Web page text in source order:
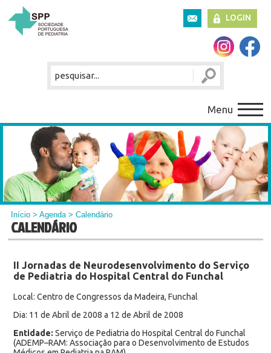
LOGIN
Menu
Início >Agenda> Calendário
CALENDÁRIO
II Jornadas de Neurodesenvolvimento do Serviço
de Pediatria do Hospital Central do Funchal
Local: Centro de Congressos da Madeira, Funchal
Dia: 11 de Abril de 2008 a 12 de Abril de 2008
Entidade: Serviço de Pediatria do Hospital Central do Funchal
(ADEMP–RAM: Associação para o Desenvolvimento de Estudos